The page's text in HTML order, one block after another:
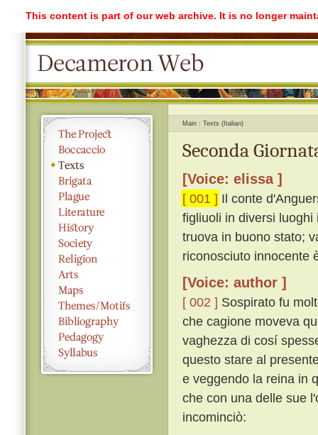
This content is part of our web archive. It is no longer
Main Texts (Italian)
Seconda
[Voice: elissa ]
[ 001 ] Il conte
figliuoli in diversi
truova in buono stato;
riconosciuto innocente
[Voice: author ]
[ 002 ] Sospirato fu
che cagione moveva
vaghezza di cosí
questo stare al
e veggendo la reina in
che con una delle sue
incominciò: